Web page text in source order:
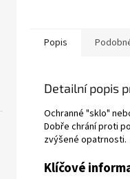
Popis
Detailní popis
Ochranné "sklo"
Dobře chrání proti
zvýšené opatrnosti.
Klíčové